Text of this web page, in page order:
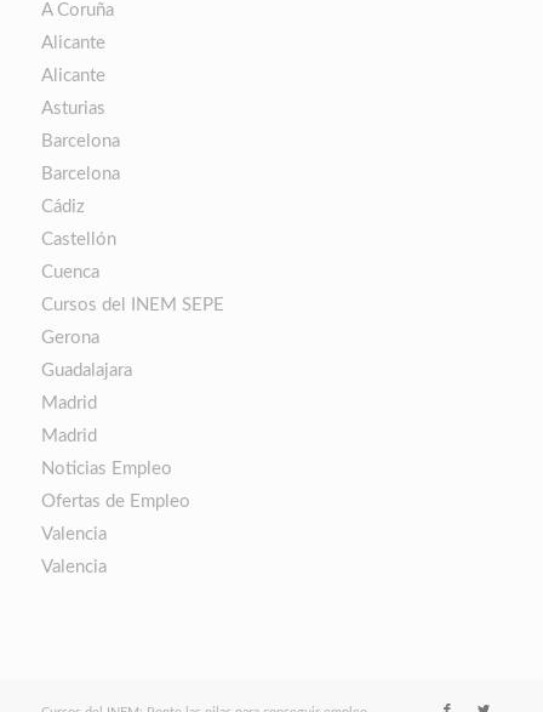
A Coruña
Alicante
Alicante
Asturias
Barcelona
Barcelona
Cádiz
Castellón
Cuenca
Cursos del INEM SEPE
Gerona
Guadalajara
Madrid
Madrid
Noticias Empleo
Ofertas de Empleo
Valencia
Valencia